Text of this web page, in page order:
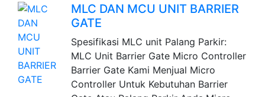
MLC DAN MCU UNIT BARRIER
GATE
Spesifikasi MLC unit Palang Parkir:
MLC Unit Barrier Gate Micro Controller
Barrier Gate Kami Menjual Micro
Controller Untuk Kebutuhan Barrier